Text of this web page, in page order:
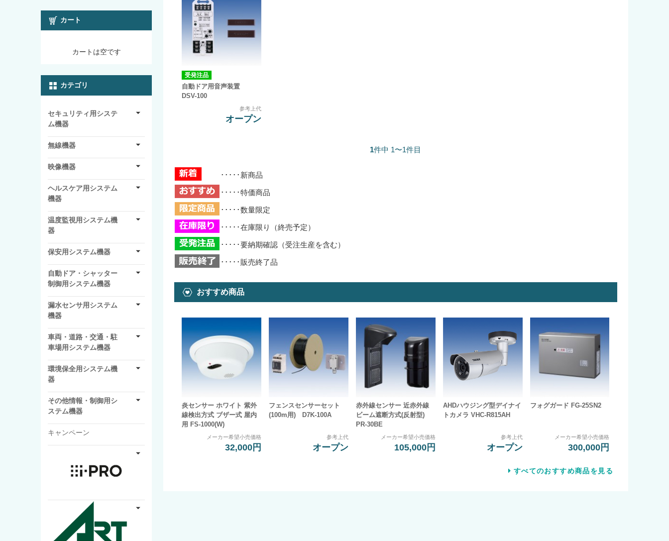
受発注品
自動ドア用音声装置
DSV-100
参考上代
オープン
1件中 1〜1件目
･････新商品
･････特価商品
･････数量限定
･････在庫限り（終売予定）
･････要納期確認（受注生産を含む）
･････販売終了品
おすすめ商品
炎センサー ホワイト 紫外
線検出方式 ブザー式 屋内
用 FS-1000(W)
メーカー希望小売価格
32,000円
フェンスセンサーセット
(100m用) D7K-100A
参考上代
オープン
赤外線センサー 近赤外線
ビーム遮断方式(反射型)
PR-30BE
メーカー希望小売価格
105,000円
AHDハウジング型デイナイ
トカメラ VHC-R815AH
参考上代
オープン
フォグガード FG-25SN2
メーカー希望小売価格
300,000円
すべてのおすすめ商品を見る
カート
カートは空です
カテゴリ
セキュリティ用システ
ム機器
無線機器
映像機器
ヘルスケア用システム
機器
温度監視用システム機
器
保安用システム機器
自動ドア・シャッター
制御用システム機器
漏水センサ用システム
機器
車両・道路・交通・駐
車場用システム機器
環境保全用システム機
器
その他情報・制御用シ
ステム機器
キャンペーン